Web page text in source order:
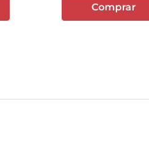
Comprar